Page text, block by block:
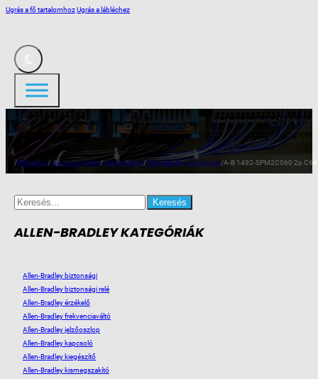
Ugrás a fő tartalomhozUgrás a lábléchez
/Webshop/Ipari automatika/Allen-Bradley/Allen-Bradley sorkapocs/A-B 1492-SPM2C060 2p
Search
for:
ALLEN-BRADLEY KATEGÓRIÁK
Allen-Bradley biztonsági
Allen-Bradley biztonsági relé
Allen-Bradley érzékelő
Allen-Bradley frekvenciaváltó
Allen-Bradley jelzőoszlop
Allen-Bradley kapcsoló
Allen-Bradley kiegészítő
Allen-Bradley kismegszakító